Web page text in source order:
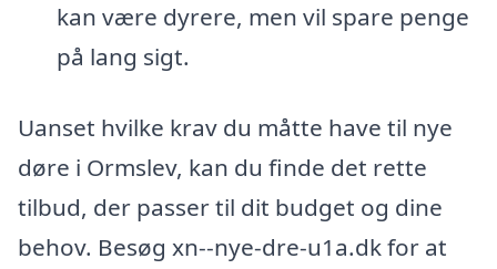
kan være dyrere, men vil spare penge
på lang sigt.
Uanset hvilke krav du måtte have til nye
døre i Ormslev, kan du finde det rette
tilbud, der passer til dit budget og dine
behov. Besøg xn--nye-dre-u1a.dk for at